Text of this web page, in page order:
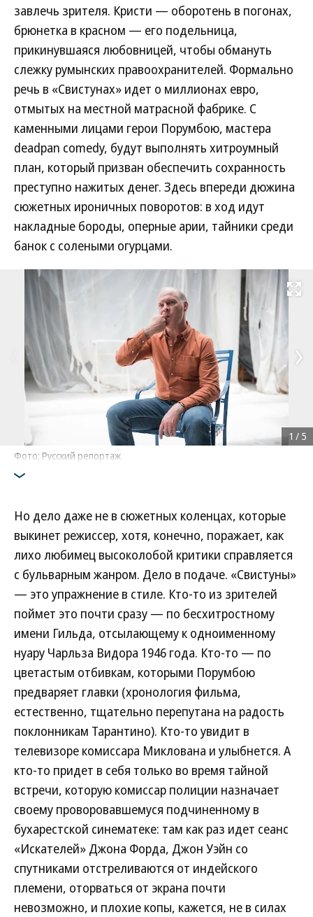
завлечь зрителя. Кристи — оборотень в погонах,
брюнетка в красном — его подельница,
прикинувшаяся любовницей, чтобы обмануть
слежку румынских правоохранителей. Формально
речь в «Свистунах» идет о миллионах евро,
отмытых на местной матрасной фабрике. С
каменными лицами герои Порумбою, мастера
deadpan comedy, будут выполнять хитроумный
план, который призван обеспечить сохранность
преступно нажитых денег. Здесь впереди дюжина
сюжетных ироничных поворотов: в ход идут
накладные бороды, оперные арии, тайники среди
банок с солеными огурцами.
Развернуть
Фото: Русский репортаж
1 / 5
Но дело даже не в сюжетных коленцах, которые
выкинет режиссер, хотя, конечно, поражает, как
лихо любимец высоколобой критики справляется
с бульварным жанром. Дело в подаче. «Свистуны»
— это упражнение в стиле. Кто-то из зрителей
поймет это почти сразу — по бесхитростному
имени Гильда, отсылающему к одноименному
нуару Чарльза Видора 1946 года. Кто-то — по
цветастым отбивкам, которыми Порумбою
предваряет главки (хронология фильма,
естественно, тщательно перепутана на радость
поклонникам Тарантино). Кто-то увидит в
телевизоре комиссара Миклована и улыбнется. А
кто-то придет в себя только во время тайной
встречи, которую комиссар полиции назначает
своему проворовавшемуся подчиненному в
бухарестской синематеке: там как раз идет сеанс
«Искателей» Джона Форда, Джон Уэйн со
спутниками отстреливаются от индейского
племени, оторваться от экрана почти
невозможно, и плохие копы, кажется, не в силах